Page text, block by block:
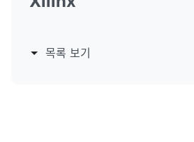
목록 보기